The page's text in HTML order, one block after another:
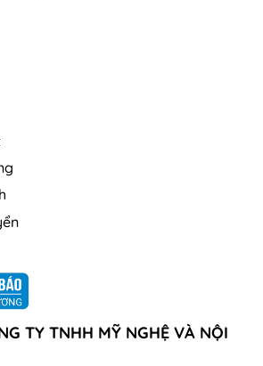
TY TNHH MỸ NGHỆ VÀ NỘI